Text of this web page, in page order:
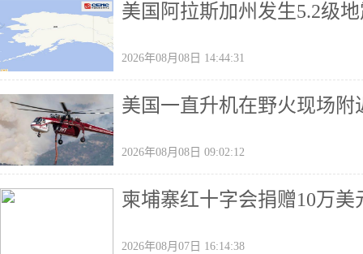
美国阿拉斯加州发生5.2级
2026年08月08日 14:44:31
美国一直升机在野火现场
2026年08月08日 09:02:12
柬埔寨红十字会捐赠10万
2026年08月07日 16:14:38